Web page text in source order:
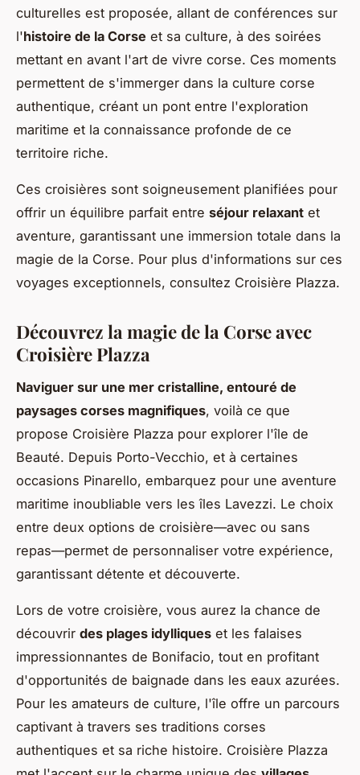
culturelles est proposée, allant de conférences sur
l'histoire de la Corse et sa culture, à des soirées
mettant en avant l'art de vivre corse. Ces moments
permettent de s'immerger dans la culture corse
authentique, créant un pont entre l'exploration
maritime et la connaissance profonde de ce
territoire riche.
Ces croisières sont soigneusement planifiées pour
offrir un équilibre parfait entre séjour relaxant et
aventure, garantissant une immersion totale dans la
magie de la Corse. Pour plus d'informations sur ces
voyages exceptionnels, consultez Croisière Plazza.
Découvrez la magie de la Corse avec
Croisière Plazza
Naviguer sur une mer cristalline, entouré de
paysages corses magnifiques, voilà ce que
propose Croisière Plazza pour explorer l'île de
Beauté. Depuis Porto-Vecchio, et à certaines
occasions Pinarello, embarquez pour une aventure
maritime inoubliable vers les îles Lavezzi. Le choix
entre deux options de croisière—avec ou sans
repas—permet de personnaliser votre expérience,
garantissant détente et découverte.
Lors de votre croisière, vous aurez la chance de
découvrir des plages idylliques et les falaises
impressionnantes de Bonifacio, tout en profitant
d'opportunités de baignade dans les eaux azurées.
Pour les amateurs de culture, l'île offre un parcours
captivant à travers ses traditions corses
authentiques et sa riche histoire. Croisière Plazza